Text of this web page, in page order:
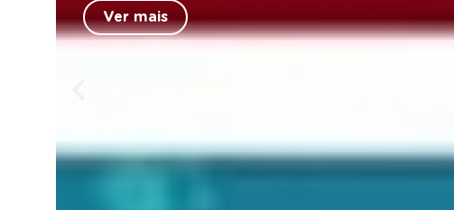
Ver mais